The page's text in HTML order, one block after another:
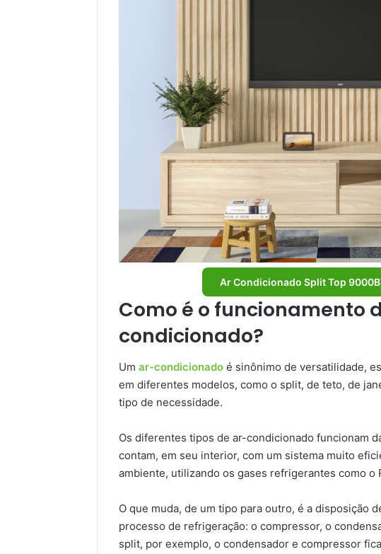
Ar Condicionado Split Top
Como é o funcionamento
condicionado?
Um ar-condicionado é sinônimo de versatilidade,
em diferentes modelos, como o split, de teto, de
tipo de necessidade.
Os diferentes tipos de ar-condicionado funcionam
contam, em seu interior, com um sistema muito
ambiente, utilizando os gases refrigerantes como o
O que muda, de um tipo para outro, é a disposição
processo de refrigeração: o compressor, o
split, por exemplo, o condensador e compressor